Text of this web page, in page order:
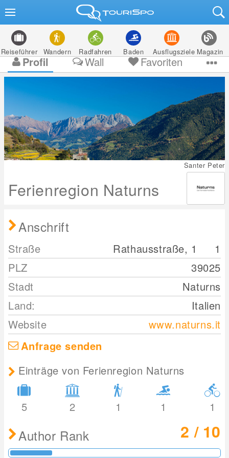
Reiseführer Wandern Radfahren Baden Ausflugsziele Magazin
Profil Wall Favoriten
Santer Peter
Ferienregion Naturns
Anschrift
Straße Rathausstraße, 1
1
PLZ
39025
Stadt
Naturns
Land:
Italien
Website
www.naturns.it
Anfrage senden
Einträge von Ferienregion Naturns
5 2 1 1 1
Author Rank 2 / 10